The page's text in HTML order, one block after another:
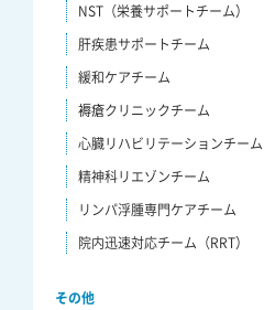
NST（栄養サポートチーム）
肝疾患サポートチーム
緩和ケアチーム
褥瘡クリニックチーム
心臓リハビリテーションチーム
精神科リエゾンチーム
リンパ浮腫専門ケアチーム
院内迅速対応チーム（RRT）
その他